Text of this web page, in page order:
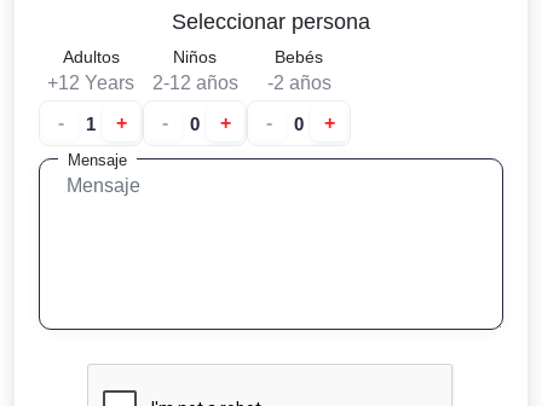
Seleccionar persona
Adultos
+12 Years
-
+
Niños
2-12 años
-
+
Bebés
-2 años
-
+
Mensaje